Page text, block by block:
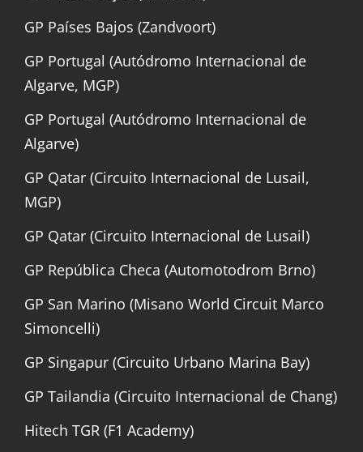
GP Países Bajos (Zandvoort)
GP Portugal (Autódromo Internacional de
Algarve, MGP)
GP Portugal (Autódromo Internacional de
Algarve)
GP Qatar (Circuito Internacional de Lusail,
MGP)
GP Qatar (Circuito Internacional de Lusail)
GP República Checa (Automotodrom Brno)
GP San Marino (Misano World Circuit Marco
Simoncelli)
GP Singapur (Circuito Urbano Marina Bay)
GP Tailandia (Circuito Internacional de Chang)
Hitech TGR (F1 Academy)